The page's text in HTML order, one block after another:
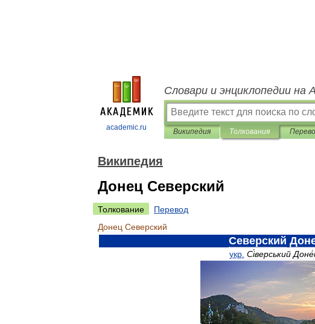
academic.ru
Словари и энциклопедии на
Википедия Толкования
Википедия
Донец Северский
Толкование
Перевод
Донец Северский
Северский
укр. Сі́верський